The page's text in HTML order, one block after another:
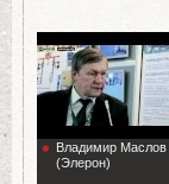
Владимир Маслов
(Элерон)